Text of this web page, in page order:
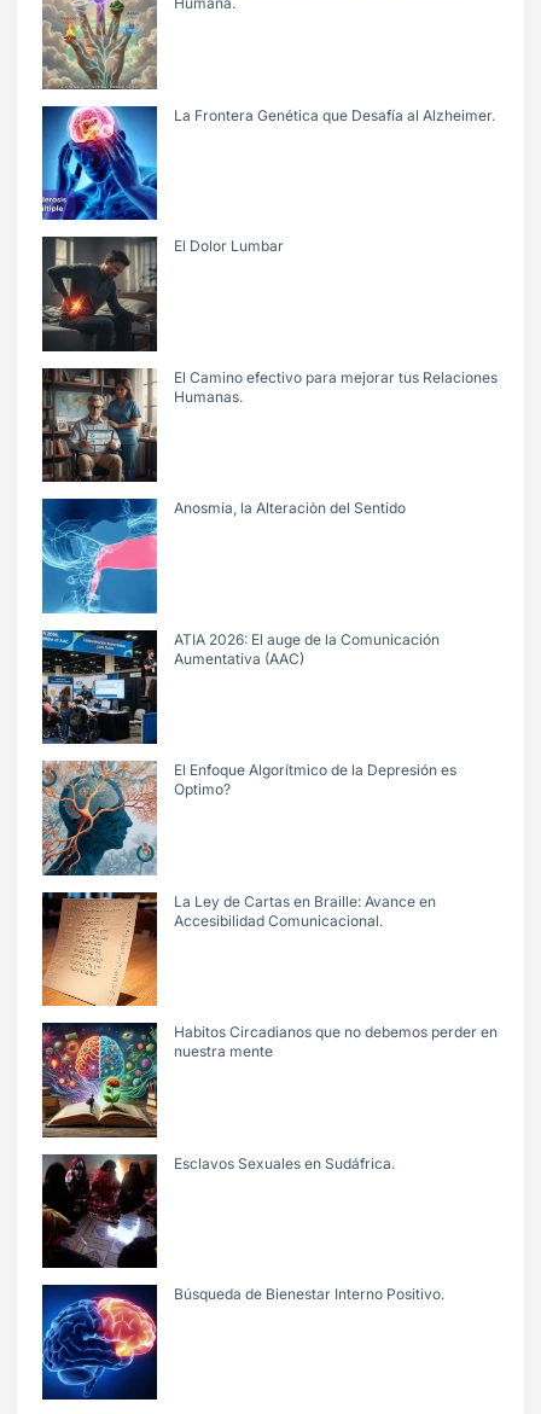
La Frontera Genética que Desafía al Alzheimer.
El Dolor Lumbar
El Camino efectivo para mejorar tus Relaciones
Humanas.
Anosmia, la Alteraciòn del Sentido
ATIA 2026: El auge de la Comunicación
Aumentativa (AAC)
El Enfoque Algorítmico de la Depresión es
Optimo?
La Ley de Cartas en Braille: Avance en
Accesibilidad Comunicacional.
Habitos Circadianos que no debemos perder en
nuestra mente
Esclavos Sexuales en Sudáfrica.
Búsqueda de Bienestar Interno Positivo.